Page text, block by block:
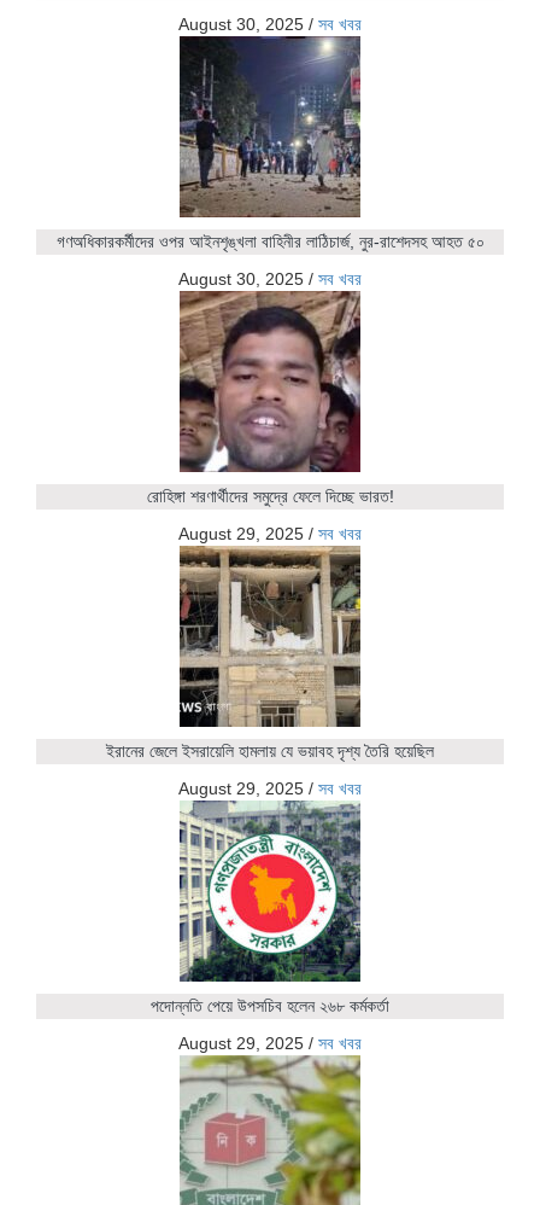
August 30, 2025 / সব খবর
গণঅধিকারকর্মীদের ওপর আইনশৃঙ্খলা বাহিনীর লাঠিচার্জ, নুর-রাশেদসহ আহত ৫০
August 30, 2025 / সব খবর
রোহিঙ্গা শরণার্থীদের সমুদ্রে ফেলে দিচ্ছে ভারত!
August 29, 2025 / সব খবর
ইরানের জেলে ইসরায়েলি হামলায় যে ভয়াবহ দৃশ্য তৈরি হয়েছিল
August 29, 2025 / সব খবর
পদোন্নতি পেয়ে উপসচিব হলেন ২৬৮ কর্মকর্তা
August 29, 2025 / সব খবর